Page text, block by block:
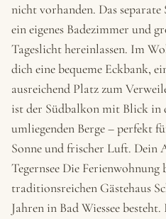
nicht vorhanden. Das
ein eigenes Badezimmer und
Tageslicht hereinlassen. Im
dich eine bequeme Eckbank,
ausreichend Platz zum
ist der Südbalkon mit Blick in
umliegenden Berge – perfekt
Sonne und frischer Luft. Dein
Tegernsee Die Ferienwohnung
traditionsreichen Gästehaus
Jahren in Bad Wiessee